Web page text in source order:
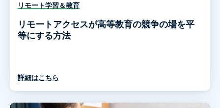
リモート学習＆教育
リモートアクセスが高等教育の競争の場を平
等にする方法
詳細はこちら